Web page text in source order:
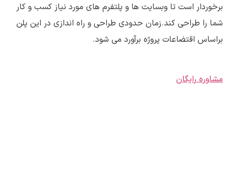
برخوردار است تا وبسایت ها و پلتفرم های مورد نیاز کسب و کار
شما را طراحی کند.زمان حدودی طراحی و راه اندازی در این پلن
براساس اقتضاعات پروژه برآورد می شود.
مشاوره رایگان